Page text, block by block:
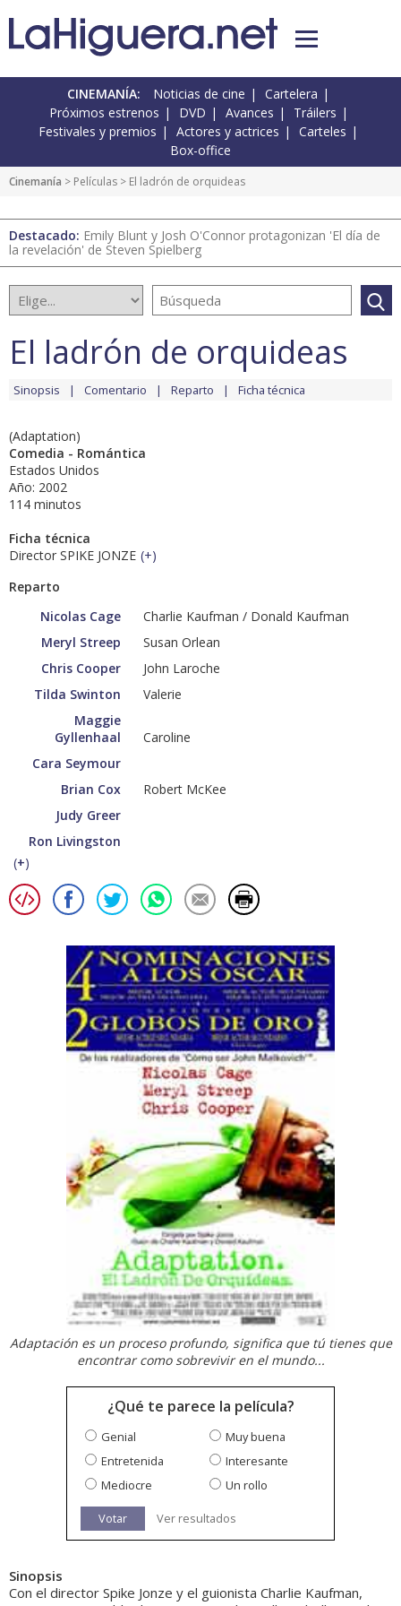
CINEMANÍA: Noticias de cine
Cartelera
Próximos estrenos
DVD Avances
Tráilers
Festivales y premios
Actores y actrices
Carteles
Box-office
Cinemanía > Películas > El ladrón de orquideas
Destacado: Emily Blunt y Josh O'Connor protagonizan 'El día de
la revelación' de Steven Spielberg
El ladrón de orquideas
Sinopsis Comentario Reparto Ficha técnica
(Adaptation)
Comedia - Romántica
Estados Unidos
Año: 2002
114 minutos
Ficha técnica
Director SPIKE JONZE (+)
Reparto
Nicolas Cage
Charlie Kaufman / Donald Kaufman
Meryl Streep
Susan Orlean
Chris Cooper
John Laroche
Tilda Swinton
Valerie
Maggie
Gyllenhaal
Caroline
Cara Seymour
Brian Cox
Robert McKee
Judy Greer
Ron Livingston
(+)
Adaptación es un proceso profundo, significa que tú tienes que
encontrar como sobrevivir en el mundo...
¿Qué te parece la película?
Genial
Muy buena
Entretenida
Interesante
Mediocre
Un rollo
Votar Ver resultados
Sinopsis
Con el director Spike Jonze y el guionista Charlie Kaufman,